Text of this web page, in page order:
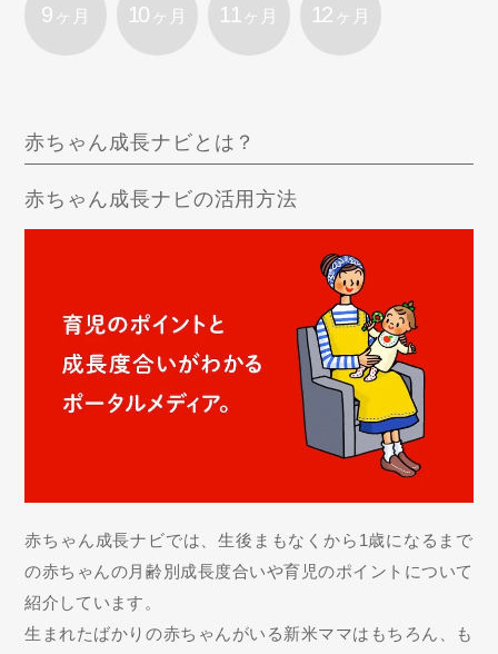
9 ヶ月 10 ヶ月 11 ヶ月 12 ヶ月
赤ちゃん成長ナビとは？
赤ちゃん成長ナビの活用方法
赤ちゃん成長ナビでは、生後まもなくから1歳になるまで
の赤ちゃんの月齢別成長度合いや育児のポイントについて
紹介しています。
生まれたばかりの赤ちゃんがいる新米ママはもちろん、も